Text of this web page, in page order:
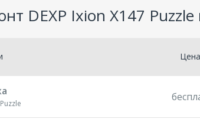
DEXP Ixion X147
Цена